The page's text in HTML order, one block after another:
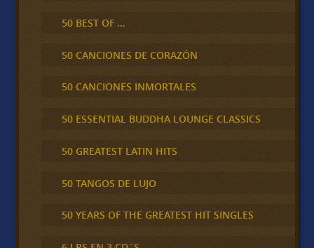
50 BEST OF …
50 CANCIONES DE CORAZÓN
50 CANCIONES INMORTALES
50 ESSENTIAL BUDDHA LOUNGE CLASSICS
50 GREATEST LATIN HITS
50 TANGOS DE LUJO
50 YEARS OF THE GREATEST HIT SINGLES